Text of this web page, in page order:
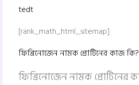
tedt
[rank_math_html_sitemap]
ফিব্রিনোজেন নামক প্রোটিনের কাজ কি?
ফিব্রিনোজেন নামক প্রোটিনের